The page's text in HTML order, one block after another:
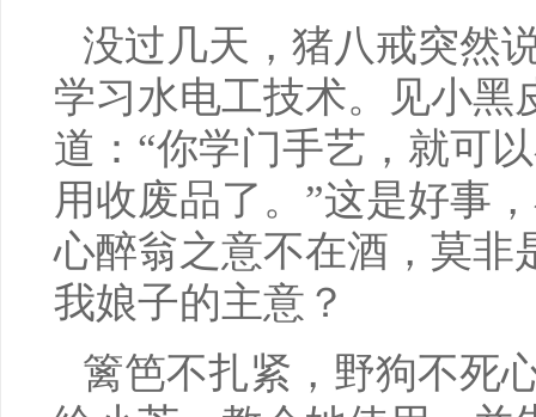
没过几天，猪八戒突然
学习水电工技术。见小黑
道：“你学门手艺，就可
用收废品了。”这是好事
心醉翁之意不在酒，莫非
我娘子的主意？
篱笆不扎紧，野狗不死